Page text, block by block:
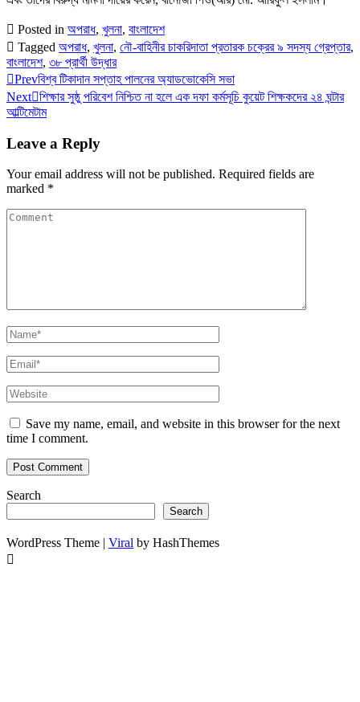
Posted in অপরাধ, খুলনা, বাংলাদেশ
Tagged অপরাধ, খুলনা, নৌ-বাহিনীর চাকরিদাতা প্রতারক চক্রের ৯ সদস্য গ্রেপ্তার,
বাংলাদেশ, ৩৮ প্রার্থী উদ্ধার
Prevবিশ্ব টিকাদান সপ্তাহ পালনের অ্যাডভোকেসি সভা
Next শিক্ষার সুষ্ঠু পরিবেশ নিশ্চিত না হলে এক দফা কর্মসূচি কুয়েট শিক্ষকদের ২৪ ঘন্টার
আল্টিমেটাম
Leave a Reply
Your email address will not be published. Required fields are
marked *
Save my name, email, and website in this browser for the next
time I comment.
Search
Search
WordPress Theme | Viral by HashThemes